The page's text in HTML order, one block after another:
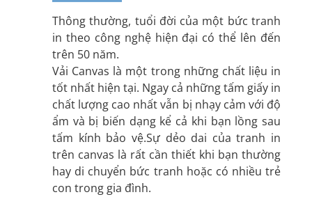
Thông thường, tuổi đời của một bức tranh
in theo công nghệ hiện đại có thể lên đến
trên 50 năm.
Vải Canvas là một trong những chất liệu in
tốt nhất hiện tại. Ngay cả những tấm giấy in
chất lượng cao nhất vẫn bị nhạy cảm với độ
ẩm và bị biến dạng kể cả khi bạn lồng sau
tấm kính bảo vệ.Sự dẻo dai của tranh in
trên canvas là rất cần thiết khi bạn thường
hay di chuyển bức tranh hoặc có nhiều trẻ
con trong gia đình.